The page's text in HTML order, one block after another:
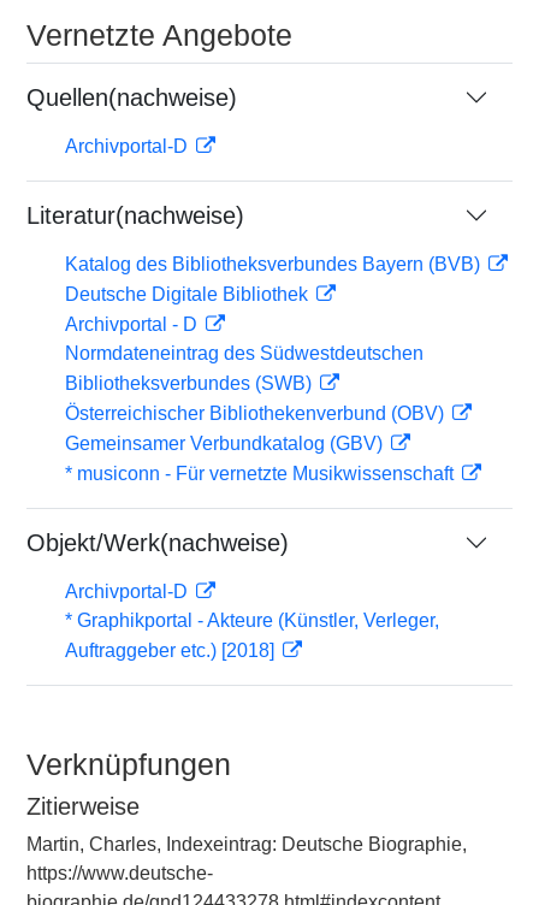
Vernetzte Angebote
Quellen(nachweise)
Archivportal-D
Literatur(nachweise)
Katalog des Bibliotheksverbundes Bayern (BVB)
Deutsche Digitale Bibliothek
Archivportal - D
Normdateneintrag des Südwestdeutschen
Bibliotheksverbundes (SWB)
Österreichischer Bibliothekenverbund (OBV)
Gemeinsamer Verbundkatalog (GBV)
* musiconn - Für vernetzte Musikwissenschaft
Objekt/Werk(nachweise)
Archivportal-D
* Graphikportal - Akteure (Künstler, Verleger,
Auftraggeber etc.) [2018]
Verknüpfungen
Zitierweise
Martin, Charles, Indexeintrag: Deutsche Biographie,
https://www.deutsche-